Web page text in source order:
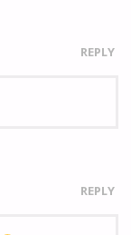
REPLY
REPLY